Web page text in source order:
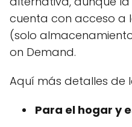
cuenta con acceso a
(solo
on Demand.
Aquí más detalles de
Para el hogar y